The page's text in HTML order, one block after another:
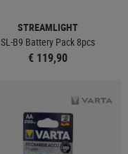
STREAMLIGHT
SL-B9 Battery Pack 8pcs
€ 119,90